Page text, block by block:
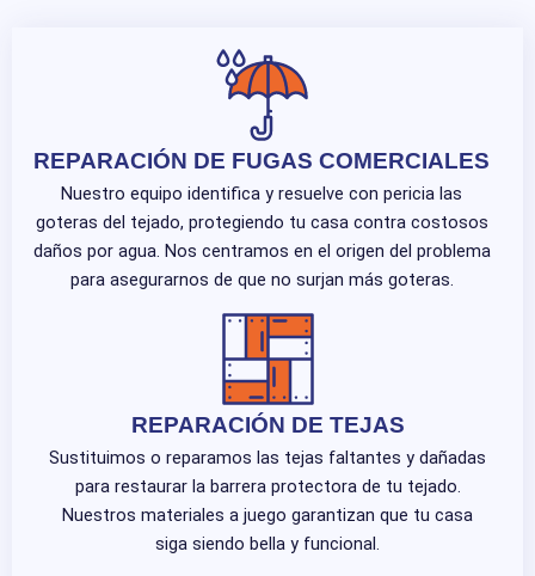
REPARACIÓN DE FUGAS COMERCIALES
Nuestro equipo identifica y resuelve con pericia las
goteras del tejado, protegiendo tu casa contra costosos
daños por agua. Nos centramos en el origen del problema
para asegurarnos de que no surjan más goteras.
REPARACIÓN DE TEJAS
Sustituimos o reparamos las tejas faltantes y dañadas
para restaurar la barrera protectora de tu tejado.
Nuestros materiales a juego garantizan que tu casa
siga siendo bella y funcional.